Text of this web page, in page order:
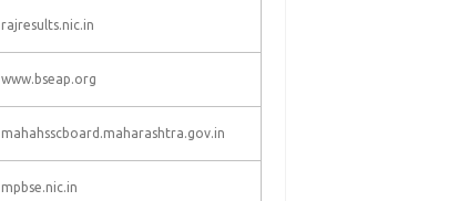
rajresults.nic.in
www.bseap.org
mahahsscboard.maharashtra.gov.in
mpbse.nic.in